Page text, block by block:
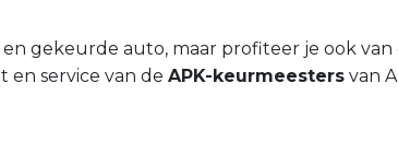
gekeurde auto, maar profiteer je ook van
en service van de APK-keurmeesters van